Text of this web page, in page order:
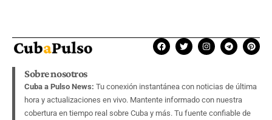
Sobre nosotros
Cuba a Pulso News: Tu conexión instantánea con noticias de última
hora y actualizaciones en vivo. Mantente informado con nuestra
cobertura en tiempo real sobre Cuba y más. Tu fuente confiable de